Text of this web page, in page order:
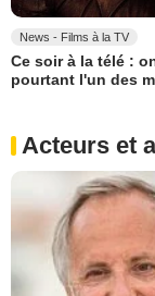
News - Films à la TV
Ce soir à la télé :
pourtant l'un des
Acteurs et